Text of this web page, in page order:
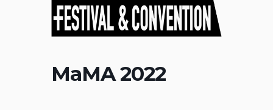
MaMA 2022